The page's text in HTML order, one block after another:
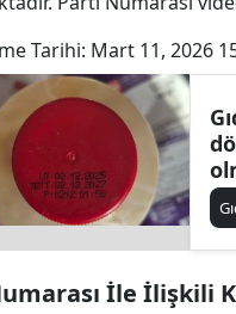
Tarihi: Mart 11, 2026
İle İlişkili